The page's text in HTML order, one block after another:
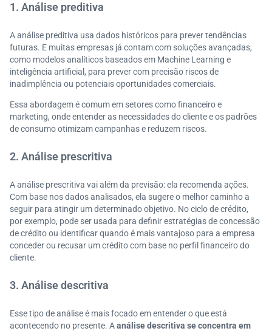
1. Análise preditiva
A análise preditiva usa dados históricos para prever tendências
futuras. E muitas empresas já contam com soluções avançadas,
como modelos analíticos baseados em Machine Learning e
inteligência artificial, para prever com precisão riscos de
inadimplência ou potenciais oportunidades comerciais.
Essa abordagem é comum em setores como financeiro e
marketing, onde entender as necessidades do cliente e os padrões
de consumo otimizam campanhas e reduzem riscos.
2. Análise prescritiva
A análise prescritiva vai além da previsão: ela recomenda ações.
Com base nos dados analisados, ela sugere o melhor caminho a
seguir para atingir um determinado objetivo. No ciclo de crédito,
por exemplo, pode ser usada para definir estratégias de concessão
de crédito ou identificar quando é mais vantajoso para a empresa
conceder ou recusar um crédito com base no perfil financeiro do
cliente.
3. Análise descritiva
Esse tipo de análise é mais focado em entender o que está
acontecendo no presente. Aanálise descritiva se concentra em